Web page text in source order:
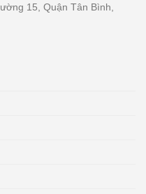
15, Quận Tân Bình,